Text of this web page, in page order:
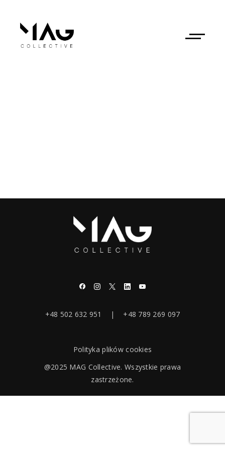
+48 502 632 951 | +48 789 269 097
Polityka plików cookies
@2025 MAG Collective. Wszystkie prawa
zastrzeżone.